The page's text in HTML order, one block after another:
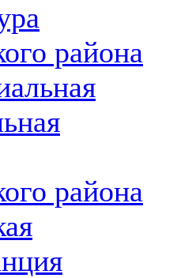
района
района